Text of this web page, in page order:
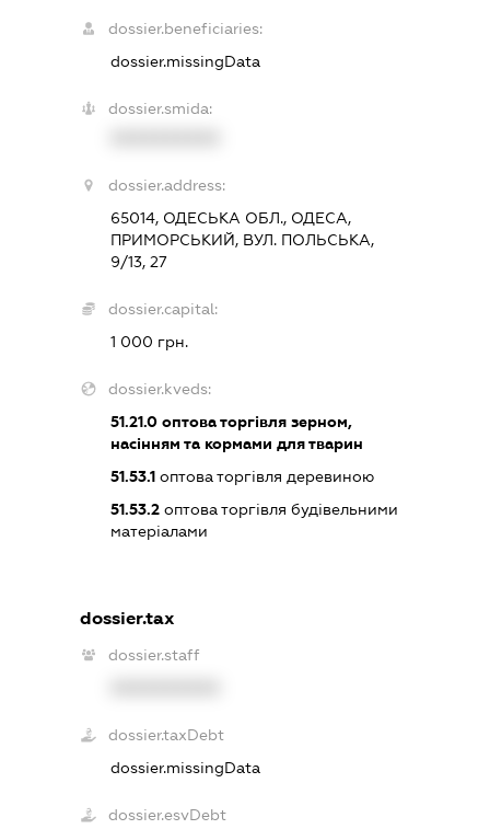
dossier.beneficiaries:
dossier.missingData
dossier.smida:
dossier.address:
65014, ОДЕСЬКА ОБЛ., ОДЕСА,
ПРИМОРСЬКИЙ, ВУЛ. ПОЛЬСЬКА,
9/13, 27
dossier.capital:
1 000 грн.
dossier.kveds:
51.21.0 оптова торгівля зерном,
насінням та кормами для тварин
51.53.1 оптова торгівля деревиною
51.53.2 оптова торгівля будівельними
матеріалами
dossier.tax
dossier.staff
dossier.taxDebt
dossier.missingData
dossier.esvDebt